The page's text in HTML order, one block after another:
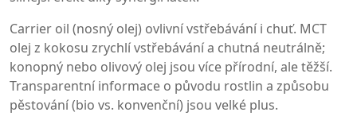
Carrier oil (nosný olej) ovlivní vstřebávání i chuť. MCT
olej z kokosu zrychlí vstřebávání a chutná neutrálně;
konopný nebo olivový olej jsou více přírodní, ale těžší.
Transparentní informace o původu rostlin a způsobu
pěstování (bio vs. konvenční) jsou velké plus.